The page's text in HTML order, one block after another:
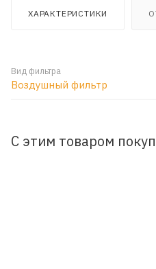
ХАРАКТЕРИСТИКИ
Вид фильтра
Воздушный фильтр
С этим товаром